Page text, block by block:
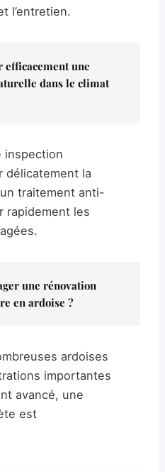
l’entretien.
une
dans le climat
inspection
délicatement la
traitement anti-
rapidement les
une rénovation
en ardoise ?
ardoises
importantes
avancé, une
est